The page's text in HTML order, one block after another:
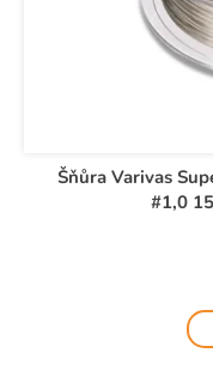
Šňůra Varivas
#1,0